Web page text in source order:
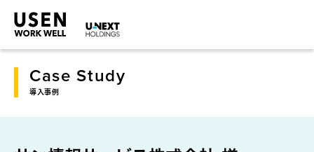
Case Study
導入事例